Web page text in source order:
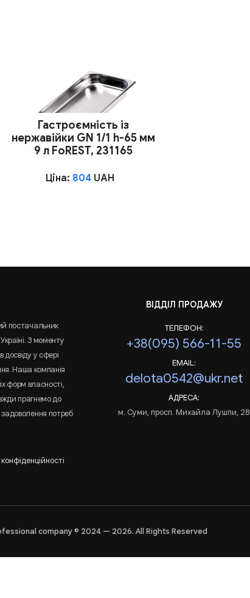
Гастроємність із
нержавійки GN 1/1 h-65 мм
9 л FoREST, 231165
Ціна: 804 UAH
постачальник
З моменту
у сфері
Наша компанія
форм власності,
прагнемо до
потреб
ВІДДІЛ ПРОДАЖУ
ТЕЛЕФОН:
+38(095) 566-11-55
EMAIL:
delota0542@ukr.net
АДРЕСА:
м. Суми, просп. Михайла Лушпи, 28
company © 2024 — 2026. All Rights Reserved